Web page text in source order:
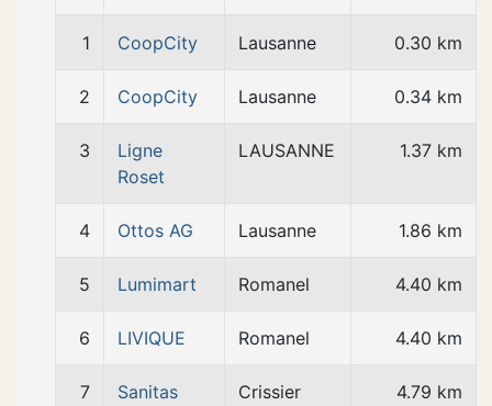
1 CoopCity Lausanne 0.30 km
2 CoopCity Lausanne 0.34 km
3
Ligne
Roset
LAUSANNE 1.37 km
4 Ottos AG Lausanne 1.86 km
5 Lumimart Romanel 4.40 km
6 LIVIQUE Romanel 4.40 km
7
Sanitas
Crissier 4.79 km